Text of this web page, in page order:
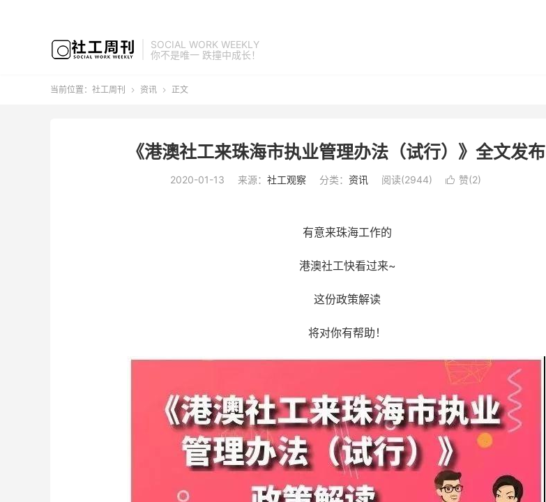
SOCIAL WORK WEEKLY
你不是唯一 跌撞中成长！
当前位置： 社工周刊  资讯  正文
《港澳社工来珠海市执业管理办法（试行）》全文发布
2020-01-13 来源： 社工观察 分类： 资讯 阅读(2944)  赞(2)
有意来珠海工作的
港澳社工快看过来~
这份政策解读
将对你有帮助！